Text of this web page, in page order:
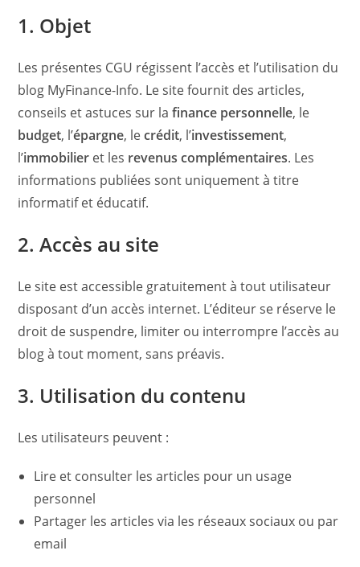
1. Objet
Les présentes CGU régissent l’accès et l’utilisation du
blog MyFinance-Info. Le site fournit des articles,
conseils et astuces sur lafinance personnelle, le
budget, l’épargne, lecrédit, l’investissement,
l’immobilier et les revenus complémentaires. Les
informations publiées sont uniquement à titre
informatif et éducatif.
2. Accès au site
Le site est accessible gratuitement à tout utilisateur
disposant d’un accès internet. L’éditeur se réserve le
droit de suspendre, limiter ou interrompre l’accès au
blog à tout moment, sans préavis.
3. Utilisation du contenu
Les utilisateurs peuvent :
Lire et consulter les articles pour un usage
personnel
Partager les articles via les réseaux sociaux ou par
email